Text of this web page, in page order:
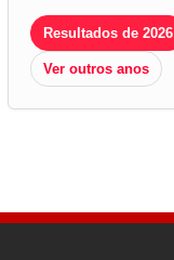
Resultados de 2026
Ver outros anos